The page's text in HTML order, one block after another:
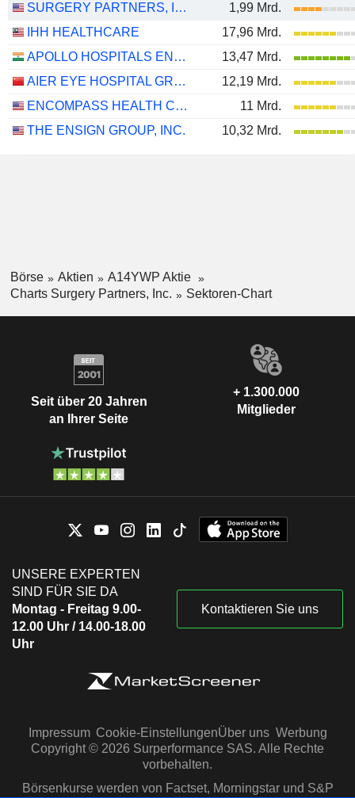
SURGERY PARTNERS, INC.
1,99 Mrd.
IHH HEALTHCARE
17,96 Mrd.
APOLLO HOSPITALS ENTERPRISE LIMITED
13,47 Mrd.
AIER EYE HOSPITAL GROUP CO., LTD.
12,19 Mrd.
ENCOMPASS HEALTH CORPORATION
11 Mrd.
THE ENSIGN GROUP, INC.
10,32 Mrd.
Börse Aktien
A14YWP Aktie
Charts Surgery Partners, Inc.
Sektoren-Chart
Seit über 20 Jahren
an Ihrer Seite
+ 1.300.000
Mitglieder
UNSERE EXPERTEN
SIND FÜR SIE DA
Montag - Freitag 9.00-
12.00 Uhr / 14.00-18.00
Uhr
Kontaktieren Sie uns
Impressum Cookie-EinstellungenÜber uns Werbung
Copyright © 2026 Surperformance SAS. Alle Rechte
vorbehalten.
Börsenkurse werden von Factset, Morningstar und S&P